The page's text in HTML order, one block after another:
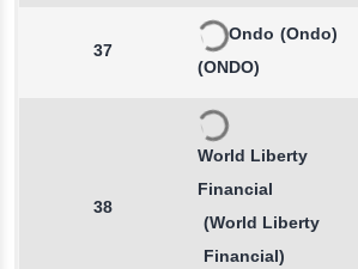
37
Ondo (Ondo)
(ONDO)
38
World Liberty
Financial
(World Liberty
Financial)